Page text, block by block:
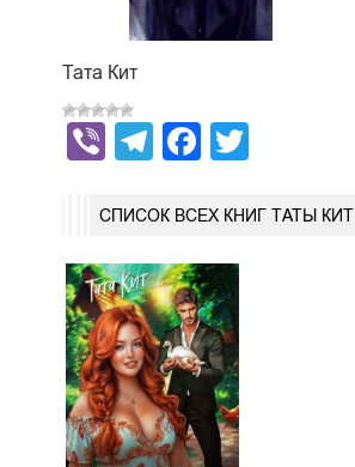
Тата Кит
ViberTelegram
Facebook
СПИСОК ВСЕХ КНИГ ТАТЫ КИТ